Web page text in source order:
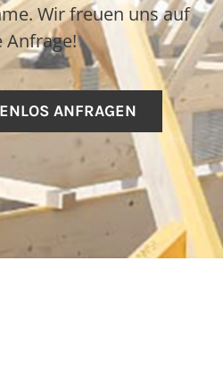
Wir freuen uns auf
Anfrage!
ANFRAGEN